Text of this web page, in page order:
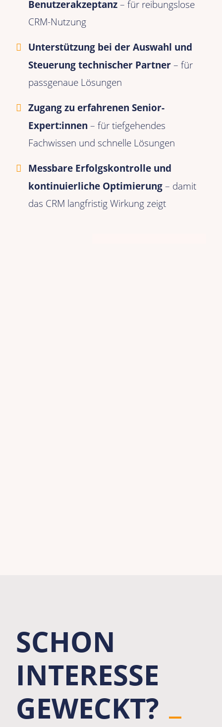
Benutzerakzeptanz– für reibungslose
CRM-Nutzung
Unterstützung bei der Auswahl und
Steuerung technischer Partner– für
passgenaue Lösungen
Zugang zu erfahrenen Senior-
Expert:innen – für tiefgehendes
Fachwissen und schnelle Lösungen
Messbare Erfolgskontrolle und
kontinuierliche Optimierung– damit
das CRM langfristig Wirkung zeigt
SCHON
INTERESSE
GEWECKT?